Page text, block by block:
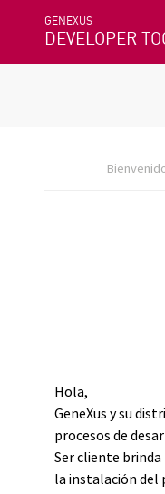
GENEXUS
DEVELOPER
Hola,
GeneXus y su
procesos de
Ser cliente
la instalación del